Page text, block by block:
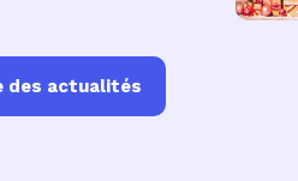
des actualités